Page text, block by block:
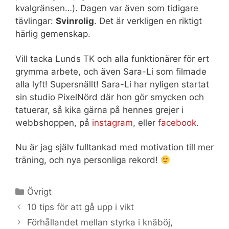
kvalgränsen…). Dagen var även som tidigare
tävlingar: Svinrolig. Det är verkligen en riktigt
härlig gemenskap.
Vill tacka Lunds TK och alla funktionärer för ert
grymma arbete, och även Sara-Li som filmade
alla lyft! Supersnällt! Sara-Li har nyligen startat
sin studio PixelNörd där hon gör smycken och
tatuerar, så kika gärna på hennes grejer i
webbshoppen, på instagram, eller facebook.
Nu är jag själv fulltankad med motivation till mer
träning, och nya personliga rekord!
Kategorier
Övrigt
10 tips för att gå upp i vikt
Förhållandet mellan styrka i knäböj,